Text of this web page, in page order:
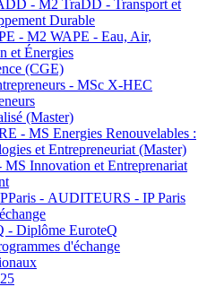
- M2 TraDD - Transport et
Durable
- M2 WAPE - Eau, Air,
et Énergies
(CGE)
- MSc X-HEC
(Master)
- MS Energies Renouvelables :
et Entrepreneuriat (Master)
Innovation et Entreprenariat
- AUDITEURS - IP Paris
- Diplôme EuroteQ
d'échange